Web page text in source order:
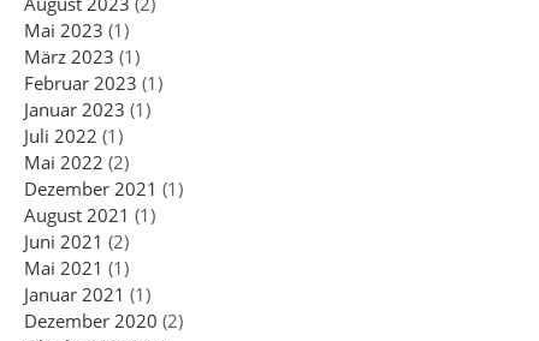
Mai 2023 (1)
März 2023 (1)
Februar 2023 (1)
Januar 2023 (1)
Juli 2022 (1)
Mai 2022 (2)
Dezember 2021 (1)
August 2021 (1)
Juni 2021 (2)
Mai 2021 (1)
Januar 2021 (1)
Dezember 2020 (2)